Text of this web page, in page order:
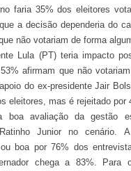
faria 35% dos eleitores
a decisão dependeria do
não votariam de forma
Lula (PT) teria impacto
afirmam que não
do ex-presidente Jair
eleitores, mas é rejeitado por
boa avaliação da gestão
Junior no cenário.
boa por 76% dos
chega a 83%. Para